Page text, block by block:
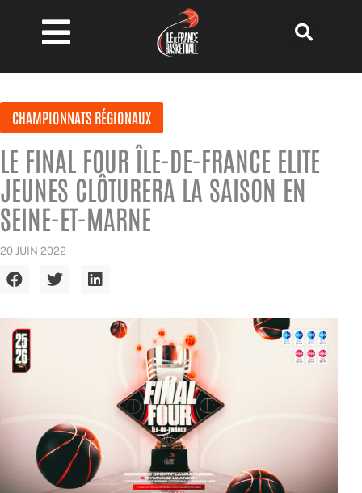
contenu
CHAMPIONNATS RÉGIONAUX
LE FINAL FOUR ÎLE-DE-FRANCE ELITE
JEUNES CLÔTURERA LA SAISON EN
SEINE-ET-MARNE
20 JUIN 2022